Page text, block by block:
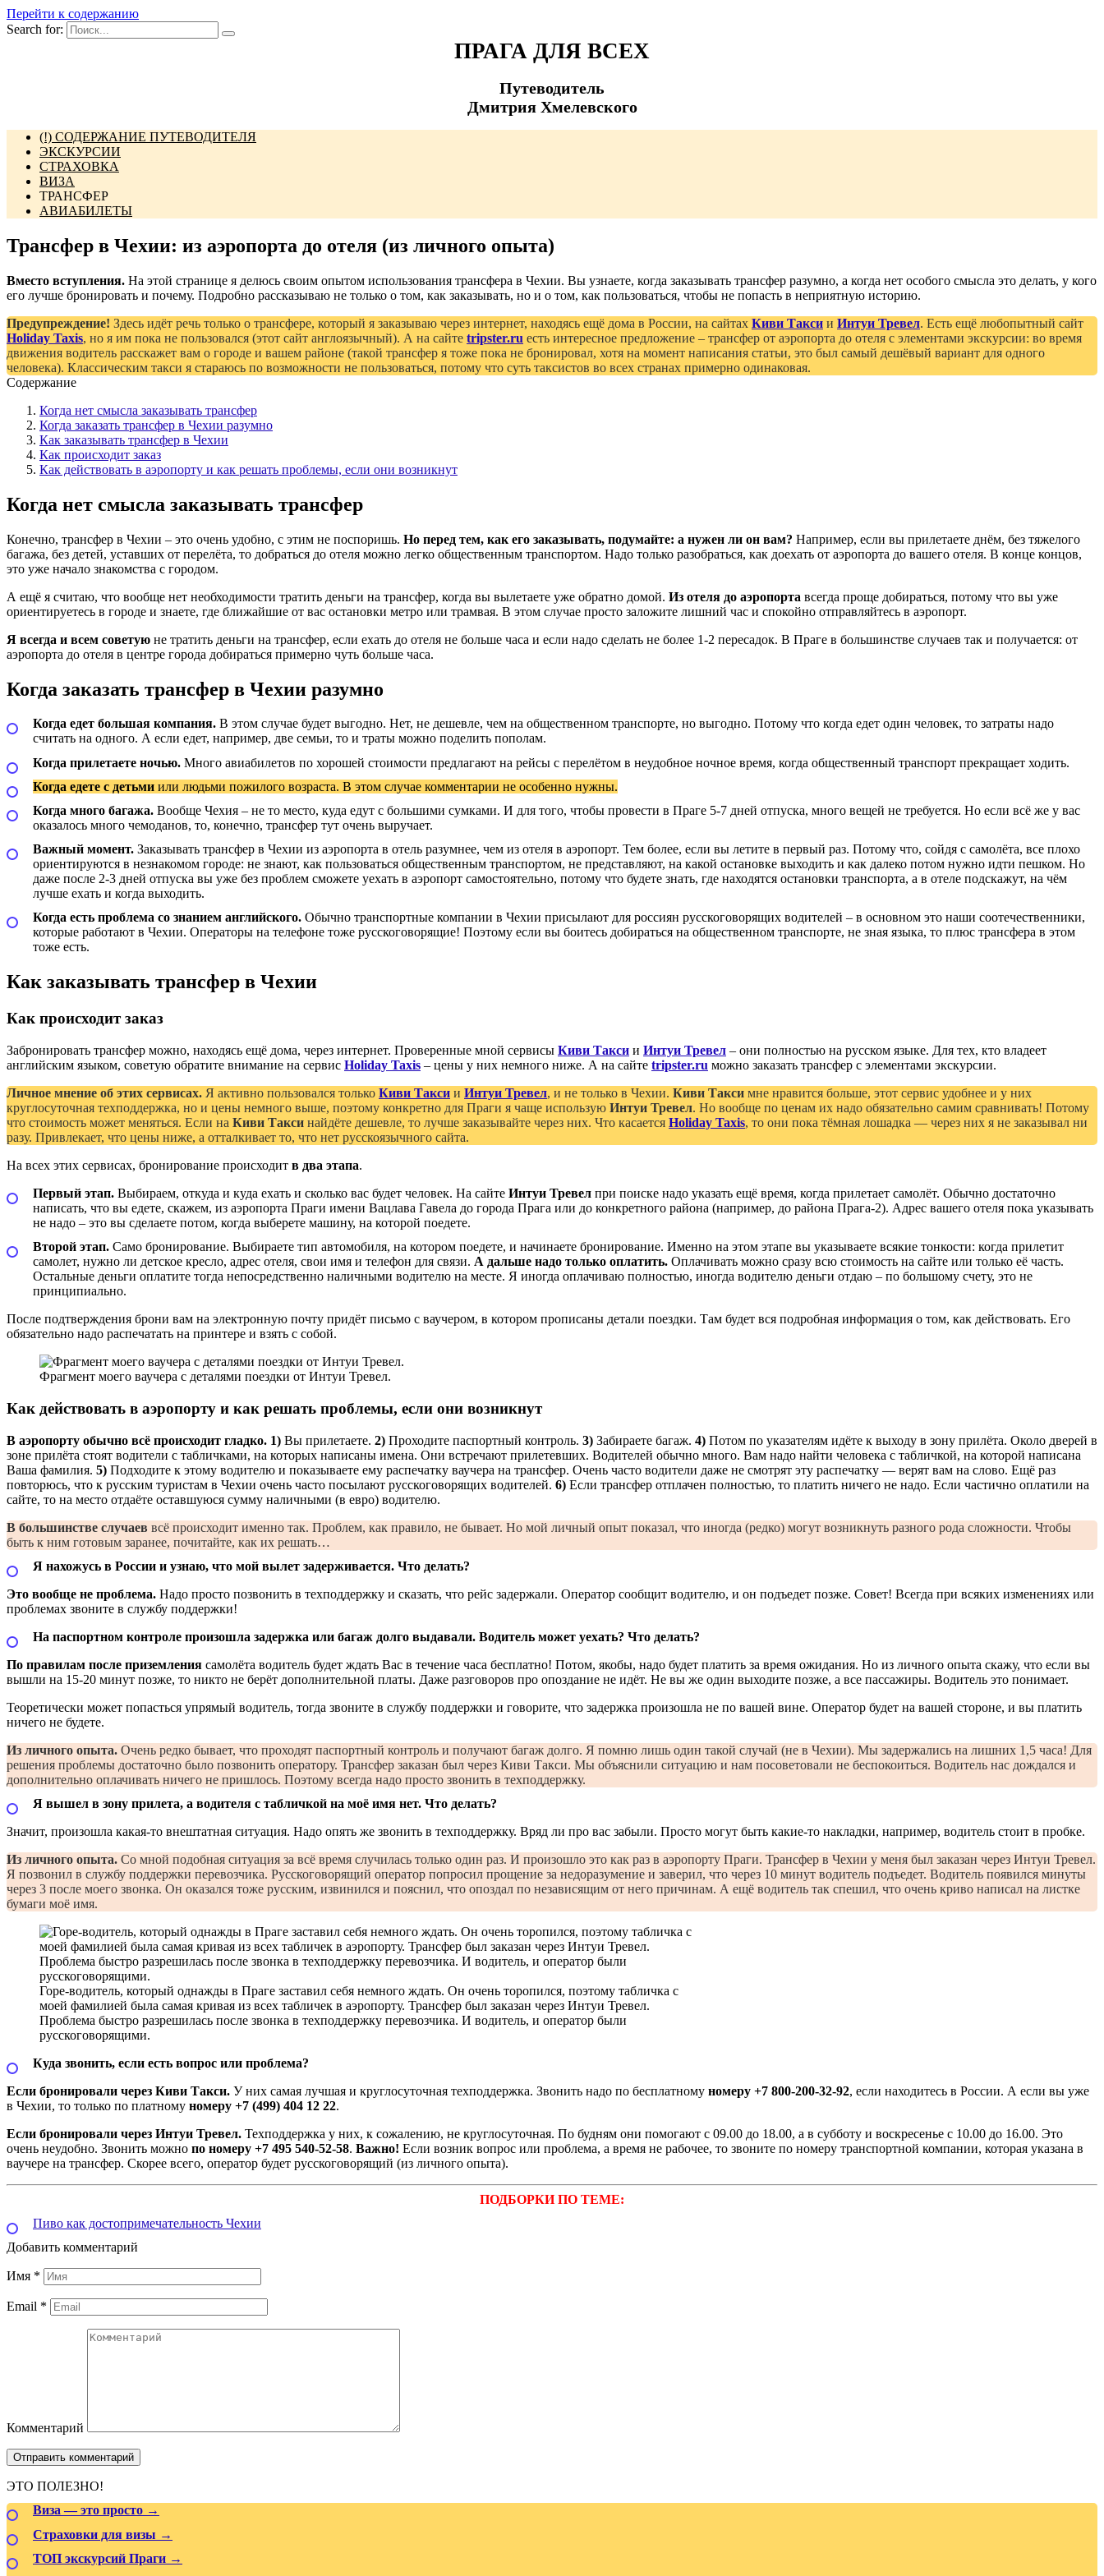
Перейти к содержанию
Search for:
ПРАГА ДЛЯ ВСЕХ
Путеводитель
Дмитрия Хмелевского
(!) СОДЕРЖАНИЕ ПУТЕВОДИТЕЛЯ
ЭКСКУРСИИ
СТРАХОВКА
ВИЗА
ТРАНСФЕР
АВИАБИЛЕТЫ
Трансфер в Чехии: из аэропорта до отеля (из личного опыта)
Вместо вступления. На этой странице я делюсь своим опытом использования трансфера в Чехии. Вы узнаете, когда заказывать трансфер разумно, а когда нет особого смысла это делать, у кого
его лучше бронировать и почему. Подробно рассказываю не только о том, как заказывать, но и о том, как пользоваться, чтобы не попасть в неприятную историю.
Предупреждение! Здесь идёт речь только о трансфере, который я заказываю через интернет, находясь ещё дома в России, на сайтах Киви Такси и Интуи Тревел. Есть ещё любопытный сайт
Holiday Taxis, но я им пока не пользовался (этот сайт англоязычный). А на сайте tripster.ru есть интересное предложение – трансфер от аэропорта до отеля с элементами экскурсии: во время
движения водитель расскажет вам о городе и вашем районе (такой трансфер я тоже пока не бронировал, хотя на момент написания статьи, это был самый дешёвый вариант для одного
человека). Классическим такси я стараюсь по возможности не пользоваться, потому что суть таксистов во всех странах примерно одинаковая.
Содержание
Когда нет смысла заказывать трансфер
Когда заказать трансфер в Чехии разумно
Как заказывать трансфер в Чехии
Как происходит заказ
Как действовать в аэропорту и как решать проблемы, если они возникнут
Когда нет смысла заказывать трансфер
Конечно, трансфер в Чехии – это очень удобно, с этим не поспоришь. Но перед тем, как его заказывать, подумайте: а нужен ли он вам? Например, если вы прилетаете днём, без тяжелого
багажа, без детей, уставших от перелёта, то добраться до отеля можно легко общественным транспортом. Надо только разобраться, как доехать от аэропорта до вашего отеля. В конце концов,
это уже начало знакомства с городом.
А ещё я считаю, что вообще нет необходимости тратить деньги на трансфер, когда вы вылетаете уже обратно домой. Из отеля до аэропорта всегда проще добираться, потому что вы уже
ориентируетесь в городе и знаете, где ближайшие от вас остановки метро или трамвая. В этом случае просто заложите лишний час и спокойно отправляйтесь в аэропорт.
Я всегда и всем советую не тратить деньги на трансфер, если ехать до отеля не больше часа и если надо сделать не более 1-2 пересадок. В Праге в большинстве случаев так и получается: от
аэропорта до отеля в центре города добираться примерно чуть больше часа.
Когда заказать трансфер в Чехии разумно
Когда едет большая компания. В этом случае будет выгодно. Нет, не дешевле, чем на общественном транспорте, но выгодно. Потому что когда едет один человек, то затраты надо
считать на одного. А если едет, например, две семьи, то и траты можно поделить пополам.
Когда прилетаете ночью. Много авиабилетов по хорошей стоимости предлагают на рейсы с перелётом в неудобное ночное время, когда общественный транспорт прекращает ходить.
Когда едете с детьми или людьми пожилого возраста. В этом случае комментарии не особенно нужны.
Когда много багажа. Вообще Чехия – не то место, куда едут с большими сумками. И для того, чтобы провести в Праге 5-7 дней отпуска, много вещей не требуется. Но если всё же у вас
оказалось много чемоданов, то, конечно, трансфер тут очень выручает.
Важный момент. Заказывать трансфер в Чехии из аэропорта в отель разумнее, чем из отеля в аэропорт. Тем более, если вы летите в первый раз. Потому что, сойдя с самолёта, все плохо
ориентируются в незнакомом городе: не знают, как пользоваться общественным транспортом, не представляют, на какой остановке выходить и как далеко потом нужно идти пешком. Но
даже после 2-3 дней отпуска вы уже без проблем сможете уехать в аэропорт самостоятельно, потому что будете знать, где находятся остановки транспорта, а в отеле подскажут, на чём
лучше ехать и когда выходить.
Когда есть проблема со знанием английского. Обычно транспортные компании в Чехии присылают для россиян русскоговорящих водителей – в основном это наши соотечественники,
которые работают в Чехии. Операторы на телефоне тоже русскоговорящие! Поэтому если вы боитесь добираться на общественном транспорте, не зная языка, то плюс трансфера в этом
тоже есть.
Как заказывать трансфер в Чехии
Как происходит заказ
Забронировать трансфер можно, находясь ещё дома, через интернет. Проверенные мной сервисы Киви Такси и Интуи Тревел – они полностью на русском языке. Для тех, кто владеет
английским языком, советую обратите внимание на сервис Holiday Taxis – цены у них немного ниже. А на сайте tripster.ru можно заказать трансфер с элементами экскурсии.
Личное мнение об этих сервисах. Я активно пользовался только Киви Такси и Интуи Тревел, и не только в Чехии. Киви Такси мне нравится больше, этот сервис удобнее и у них
круглосуточная техподдержка, но и цены немного выше, поэтому конкретно для Праги я чаще использую Интуи Тревел. Но вообще по ценам их надо обязательно самим сравнивать! Потому
что стоимость может меняться. Если на Киви Такси найдёте дешевле, то лучше заказывайте через них. Что касается Holiday Taxis, то они пока тёмная лошадка — через них я не заказывал ни
разу. Привлекает, что цены ниже, а отталкивает то, что нет русскоязычного сайта.
На всех этих сервисах, бронирование происходит в два этапа.
Первый этап. Выбираем, откуда и куда ехать и сколько вас будет человек. На сайте Интуи Тревел при поиске надо указать ещё время, когда прилетает самолёт. Обычно достаточно
написать, что вы едете, скажем, из аэропорта Праги имени Вацлава Гавела до города Прага или до конкретного района (например, до района Прага-2). Адрес вашего отеля пока указывать
не надо – это вы сделаете потом, когда выберете машину, на которой поедете.
Второй этап. Само бронирование. Выбираете тип автомобиля, на котором поедете, и начинаете бронирование. Именно на этом этапе вы указываете всякие тонкости: когда прилетит
самолет, нужно ли детское кресло, адрес отеля, свои имя и телефон для связи. А дальше надо только оплатить. Оплачивать можно сразу всю стоимость на сайте или только её часть.
Остальные деньги оплатите тогда непосредственно наличными водителю на месте. Я иногда оплачиваю полностью, иногда водителю деньги отдаю – по большому счету, это не
принципиально.
После подтверждения брони вам на электронную почту придёт письмо с ваучером, в котором прописаны детали поездки. Там будет вся подробная информация о том, как действовать. Его
обязательно надо распечатать на принтере и взять с собой.
Фрагмент моего ваучера с деталями поездки от Интуи Тревел.
Как действовать в аэропорту и как решать проблемы, если они возникнут
В аэропорту обычно всё происходит гладко. 1) Вы прилетаете. 2) Проходите паспортный контроль. 3) Забираете багаж. 4) Потом по указателям идёте к выходу в зону прилёта. Около дверей в
зоне прилёта стоят водители с табличками, на которых написаны имена. Они встречают прилетевших. Водителей обычно много. Вам надо найти человека с табличкой, на которой написана
Ваша фамилия. 5) Подходите к этому водителю и показываете ему распечатку ваучера на трансфер. Очень часто водители даже не смотрят эту распечатку — верят вам на слово. Ещё раз
повторюсь, что к русским туристам в Чехии очень часто посылают русскоговорящих водителей. 6) Если трансфер отплачен полностью, то платить ничего не надо. Если частично оплатили на
сайте, то на место отдаёте оставшуюся сумму наличными (в евро) водителю.
В большинстве случаев всё происходит именно так. Проблем, как правило, не бывает. Но мой личный опыт показал, что иногда (редко) могут возникнуть разного рода сложности. Чтобы
быть к ним готовым заранее, почитайте, как их решать…
Я нахожусь в России и узнаю, что мой вылет задерживается. Что делать?
Это вообще не проблема. Надо просто позвонить в техподдержку и сказать, что рейс задержали. Оператор сообщит водителю, и он подъедет позже. Совет! Всегда при всяких изменениях или
проблемах звоните в службу поддержки!
На паспортном контроле произошла задержка или багаж долго выдавали. Водитель может уехать? Что делать?
По правилам после приземления самолёта водитель будет ждать Вас в течение часа бесплатно! Потом, якобы, надо будет платить за время ожидания. Но из личного опыта скажу, что если вы
вышли на 15-20 минут позже, то никто не берёт дополнительной платы. Даже разговоров про опоздание не идёт. Не вы же один выходите позже, а все пассажиры. Водитель это понимает.
Теоретически может попасться упрямый водитель, тогда звоните в службу поддержки и говорите, что задержка произошла не по вашей вине. Оператор будет на вашей стороне, и вы платить
ничего не будете.
Из личного опыта. Очень редко бывает, что проходят паспортный контроль и получают багаж долго. Я помню лишь один такой случай (не в Чехии). Мы задержались на лишних 1,5 часа! Для
решения проблемы достаточно было позвонить оператору. Трансфер заказан был через Киви Такси. Мы объяснили ситуацию и нам посоветовали не беспокоиться. Водитель нас дождался и
дополнительно оплачивать ничего не пришлось. Поэтому всегда надо просто звонить в техподдержку.
Я вышел в зону прилета, а водителя с табличкой на моё имя нет. Что делать?
Значит, произошла какая-то внештатная ситуация. Надо опять же звонить в техподдержку. Вряд ли про вас забыли. Просто могут быть какие-то накладки, например, водитель стоит в пробке.
Из личного опыта. Со мной подобная ситуация за всё время случилась только один раз. И произошло это как раз в аэропорту Праги. Трансфер в Чехии у меня был заказан через Интуи Тревел.
Я позвонил в службу поддержки перевозчика. Русскоговорящий оператор попросил прощение за недоразумение и заверил, что через 10 минут водитель подъедет. Водитель появился минуты
через 3 после моего звонка. Он оказался тоже русским, извинился и пояснил, что опоздал по независящим от него причинам. А ещё водитель так спешил, что очень криво написал на листке
бумаги моё имя.
Горе-водитель, который однажды в Праге заставил себя немного ждать. Он очень торопился, поэтому табличка с
моей фамилией была самая кривая из всех табличек в аэропорту. Трансфер был заказан через Интуи Тревел.
Проблема быстро разрешилась после звонка в техподдержку перевозчика. И водитель, и оператор были
русскоговорящими.
Куда звонить, если есть вопрос или проблема?
Если бронировали через Киви Такси. У них самая лучшая и круглосуточная техподдержка. Звонить надо по бесплатному номеру +7 800-200-32-92, если находитесь в России. А если вы уже
в Чехии, то только по платному номеру +7 (499) 404 12 22.
Если бронировали через Интуи Тревел. Техподдержка у них, к сожалению, не круглосуточная. По будням они помогают с 09.00 до 18.00, а в субботу и воскресенье с 10.00 до 16.00. Это
очень неудобно. Звонить можно по номеру +7 495 540-52-58. Важно! Если возник вопрос или проблема, а время не рабочее, то звоните по номеру транспортной компании, которая указана в
ваучере на трансфер. Скорее всего, оператор будет русскоговорящий (из личного опыта).
ПОДБОРКИ ПО ТЕМЕ:
Пиво как достопримечательность Чехии
Добавить комментарий
Имя *
Email *
Комментарий
ЭТО ПОЛЕЗНО!
Виза — это просто →
Страховки для визы →
ТОП экскурсий Праги →